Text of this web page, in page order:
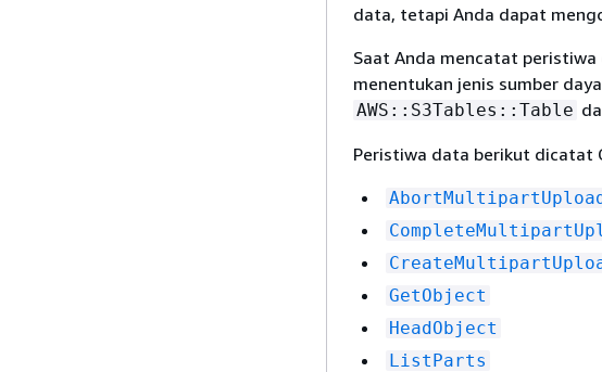
data, tetapi Anda dapat
Saat Anda mencatat
menentukan jenis sumber
AWS::S3Tables::Table
Peristiwa data berikut dicatat
GetObject
HeadObject
ListParts